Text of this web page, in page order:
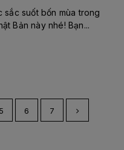
sắc suốt bốn mùa trong
Bản này nhé! Bạn...
5 6 7